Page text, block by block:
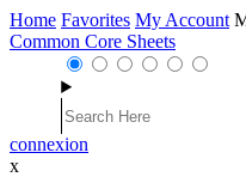
Home Favorites My Account
Common Core Sheets
connexion
x